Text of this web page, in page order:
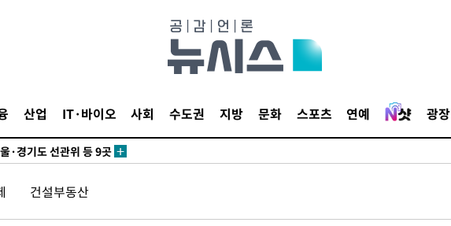
산업 IT·바이오 사회 수도권 지방 문화 스포츠 연예 광장
호 구속기소
생 1850명 사망
산 할라피뇨"-- CDC
·경기도 선관위 등 9곳
대 상승 출발
807.62개장
건설부동산